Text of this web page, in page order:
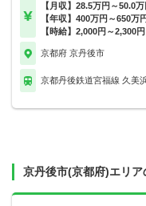
【月収】28.5万円～50.0万
【年収】400万円～650万円
【時給】2,000円～2,300円
京都府 京丹後市
京都丹後鉄道宮福線 久美
京丹後市(京都府)エリア